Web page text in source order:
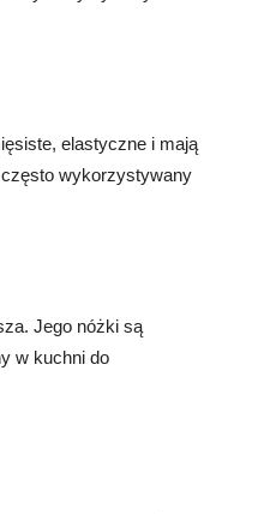
elastyczne i mają
wykorzystywany
Jego nóżki są
w kuchni do